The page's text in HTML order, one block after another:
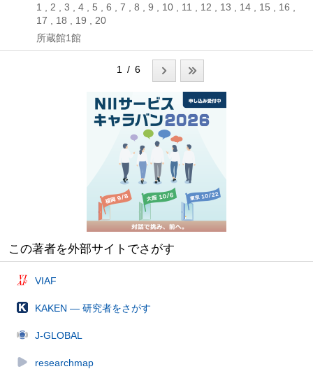
1 , 2 , 3 , 4 , 5 , 6 , 7 , 8 , 9 , 10 , 11 , 12 , 13 , 14 , 15 , 16 ,
17 , 18 , 19 , 20
所蔵館1館
1 / 6
この著者を外部サイトでさがす
VIAF
KAKEN — 研究者をさがす
J-GLOBAL
researchmap